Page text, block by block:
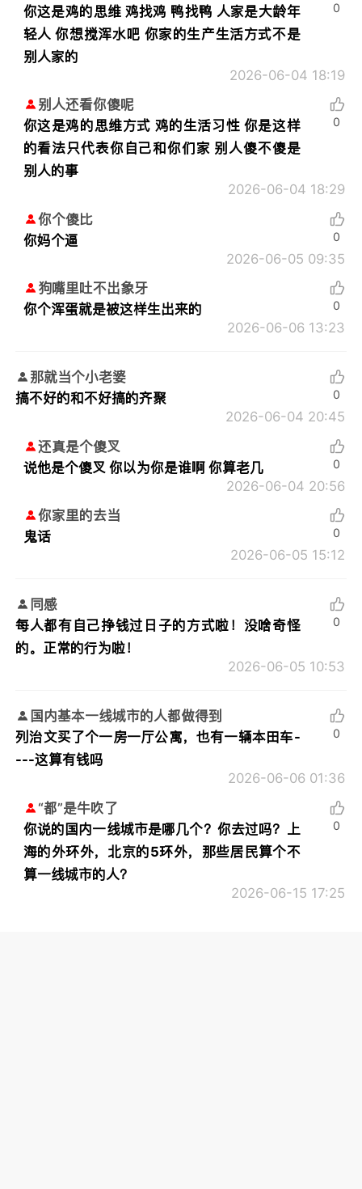
你这是鸡的思维 鸡找鸡 鸭找鸭 人家是大龄年
轻人 你想搅浑水吧 你家的生产生活方式不是
别人家的
2026-06-04 18:19
0
别人还看你傻呢
你这是鸡的思维方式 鸡的生活习性 你是这样
的看法只代表你自己和你们家 别人傻不傻是
别人的事
2026-06-04 18:29
0
你个傻比
你妈个逼
2026-06-05 09:35
0
狗嘴里吐不出象牙
你个浑蛋就是被这样生出来的
2026-06-06 13:23
0
那就当个小老婆
搞不好的和不好搞的齐聚
2026-06-04 20:45
0
还真是个傻叉
说他是个傻叉 你以为你是谁啊 你算老几
2026-06-04 20:56
0
你家里的去当
鬼话
2026-06-05 15:12
0
同感
每人都有自己挣钱过日子的方式啦！没啥奇怪
的。正常的行为啦！
2026-06-05 10:53
0
国内基本一线城市的人都做得到
列治文买了个一房一厅公寓，也有一辆本田车-
---这算有钱吗
2026-06-06 01:36
0
“都”是牛吹了
你说的国内一线城市是哪几个？你去过吗？上
海的外环外，北京的5环外，那些居民算个不
算一线城市的人？
2026-06-15 17:25
0